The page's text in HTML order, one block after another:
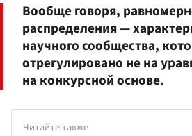
Вообще говоря,
распределения —
научного сообщества,
отрегулировано не на
на конкурсной основе.
Читайте также